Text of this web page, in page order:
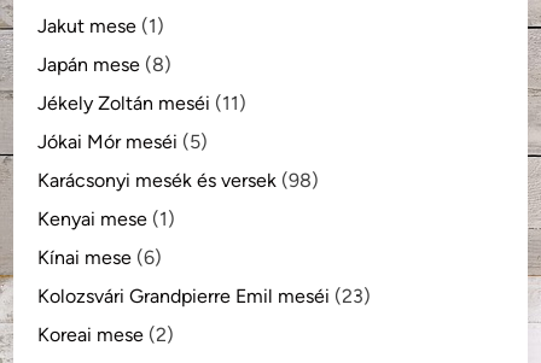
Jakut mese (1)
Japán mese (8)
Jékely Zoltán meséi (11)
Jókai Mór meséi (5)
Karácsonyi mesék és versek (98)
Kenyai mese (1)
Kínai mese (6)
Kolozsvári Grandpierre Emil meséi (23)
Koreai mese (2)